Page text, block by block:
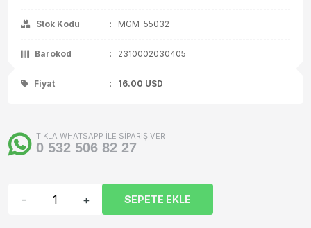
Stok Kodu : MGM-55032
Barokod : 2310002030405
Fiyat : 16.00 USD
TIKLA WHATSAPP İLE SİPARİŞ VER
0 532 506 82 27
- + SEPETE EKLE